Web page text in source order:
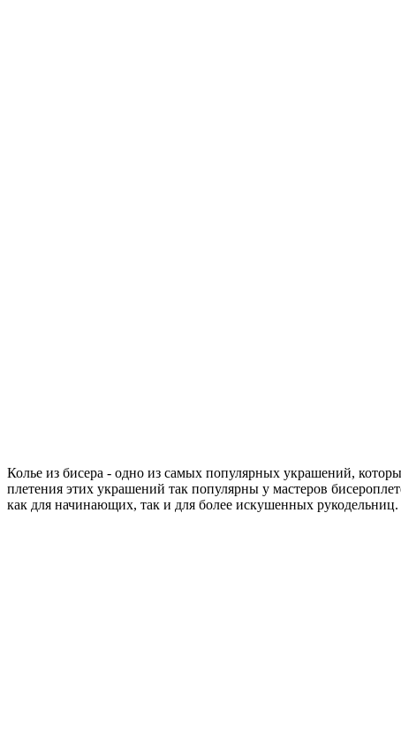
Колье из бисера - одно из самых популярных украшений,
плетения этих украшений так популярны у мастеров
как для начинающих, так и для более искушенных рукодельниц.